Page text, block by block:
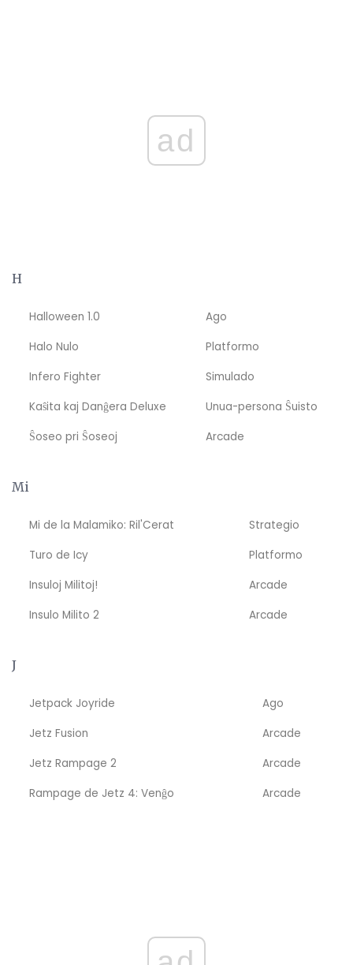
ad
H
Halloween 1.0
Ago
Halo Nulo
Platformo
Infero Fighter
Simulado
Kaŝita kaj Danĝera Deluxe
Unua-persona Ŝuisto
Ŝoseo pri Ŝoseoj
Arcade
Mi
Mi de la Malamiko: Ril'Cerat
Strategio
Turo de Icy
Platformo
Insuloj Militoj!
Arcade
Insulo Milito 2
Arcade
J
Jetpack Joyride
Ago
Jetz Fusion
Arcade
Jetz Rampage 2
Arcade
Rampage de Jetz 4: Venĝo
Arcade